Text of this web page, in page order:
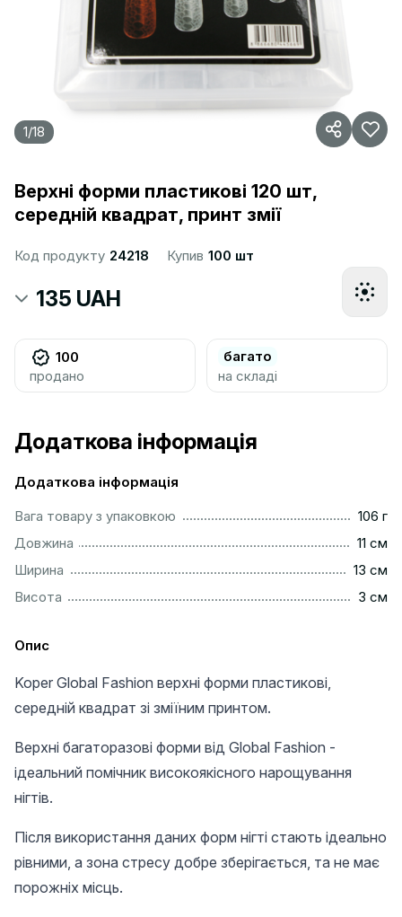
1/18
Верхні форми пластикові 120 шт,
середній квадрат, принт змії
Код продукту 24218 Купив 100 шт
135 UAH
100
продано
багато
на складі
Додаткова інформація
Додаткова інформація
Вага товару з упаковкою
106 г
Довжина
11 см
Ширина
13 см
Висота
3 см
Опис
Koper Global Fashion верхні форми пластикові,
середній квадрат зі зміїним принтом.
Верхні багаторазові форми від Global Fashion -
ідеальний помічник високоякісного нарощування
нігтів.
Після використання даних форм нігті стають ідеально
рівними, а зона стресу добре зберігається, та не має
порожніх місць.